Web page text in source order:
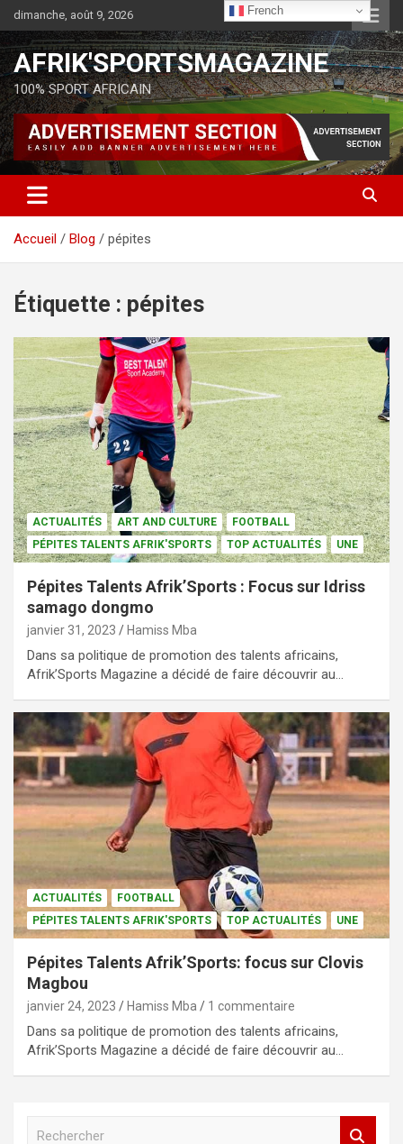
dimanche, août 9, 2026
AFRIK'SPORTSMAGAZINE
100% SPORT AFRICAIN
Accueil Blog pépites
Étiquette : pépites
ACTUALITÉS ART AND CULTURE
FOOTBALL
PÉPITES TALENTS AFRIK'SPORTS
TOP ACTUALITÉS UNE
Pépites Talents Afrik’Sports : Focus sur Idriss
samago dongmo
janvier 31, 2023 Hamiss Mba
Dans sa politique de promotion des talents africains,
Afrik’Sports Magazine a décidé de faire découvrir au…
ACTUALITÉS
FOOTBALL
PÉPITES TALENTS AFRIK'SPORTS
TOP ACTUALITÉS UNE
Pépites Talents Afrik’Sports: focus sur Clovis
Magbou
janvier 24, 2023 Hamiss Mba 1 commentaire
Dans sa politique de promotion des talents africains,
Afrik’Sports Magazine a décidé de faire découvrir au…
French